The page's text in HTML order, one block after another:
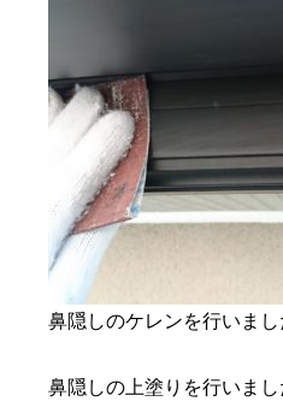
鼻隠しのケレンを行いまし
鼻隠しの上塗りを行いまし